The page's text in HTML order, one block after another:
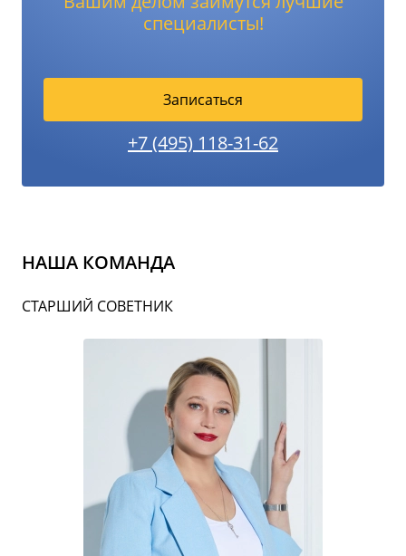
специалисты!
Записаться
+7 (495) 118-31-62
НАША КОМАНДА
СТАРШИЙ СОВЕТНИК